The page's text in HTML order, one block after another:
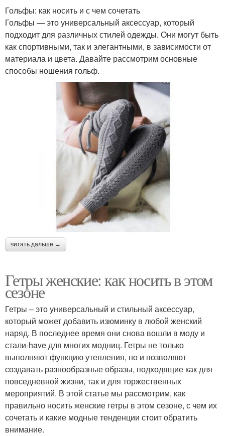
Гольфы: как носить и с чем сочетать
Гольфы — это универсальный аксессуар, который
подходит для различных стилей одежды. Они могут быть
как спортивными, так и элегантными, в зависимости от
материала и цвета. Давайте рассмотрим основные
способы ношения гольф.
читать дальше →
Гетры женские: как носить в этом
сезоне
Гетры – это универсальный и стильный аксессуар,
который может добавить изюминку в любой женский
наряд. В последнее время они снова вошли в моду и
стали-have для многих модниц. Гетры не только
выполняют функцию утепления, но и позволяют
создавать разнообразные образы, подходящие как для
повседневной жизни, так и для торжественных
мероприятий. В этой статье мы рассмотрим, как
правильно носить женские гетры в этом сезоне, с чем их
сочетать и какие модные тенденции стоит обратить
внимание.